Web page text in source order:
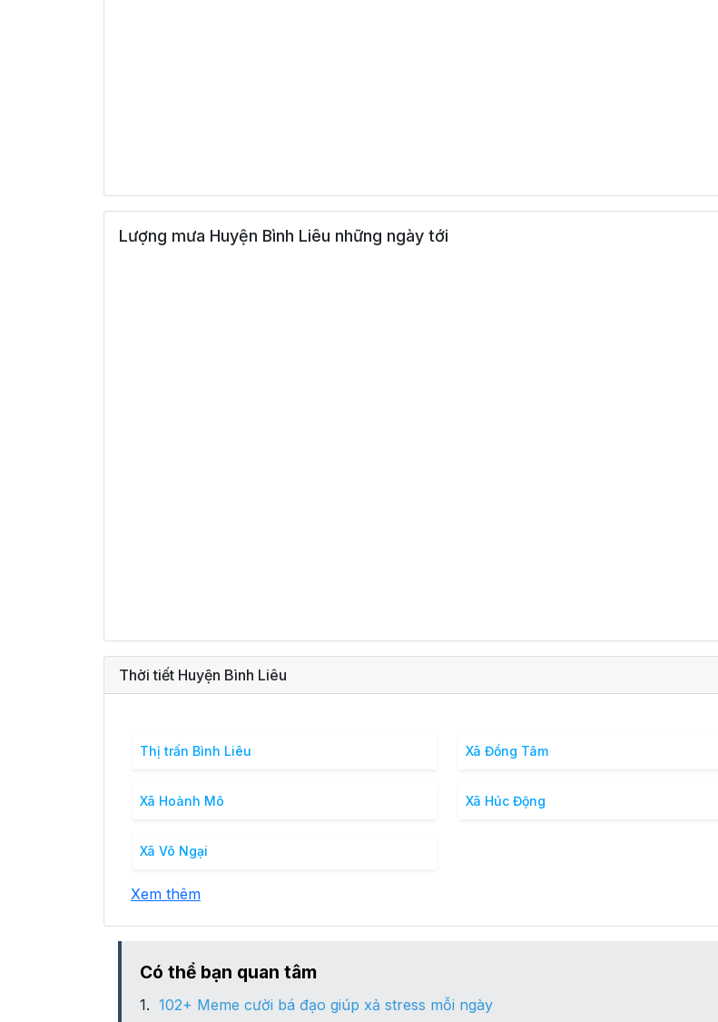
Lượng mưa Huyện Bình Liêu những ngày tới
Thời tiết Huyện Bình Liêu
Thị trấn Bình Liêu Xã Đồng Tâm
Xã Hoành Mô Xã Húc Động
Xã Vô Ngại
Xem thêm
Có thể bạn quan tâm
102+ Meme cười bá đạo giúp xả stress mỗi ngày